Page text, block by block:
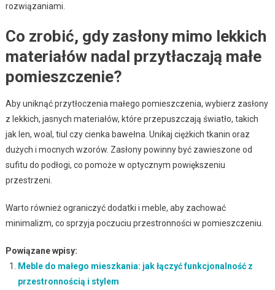
rozwiązaniami.
Co zrobić, gdy zasłony mimo lekkich
materiałów nadal przytłaczają małe
pomieszczenie?
Aby uniknąć przytłoczenia małego pomieszczenia, wybierz zasłony
z lekkich, jasnych materiałów, które przepuszczają światło, takich
jak len, woal, tiul czy cienka bawełna. Unikaj ciężkich tkanin oraz
dużych i mocnych wzorów. Zasłony powinny być zawieszone od
sufitu do podłogi, co pomoże w optycznym powiększeniu
przestrzeni.
Warto również ograniczyć dodatki i meble, aby zachować
minimalizm, co sprzyja poczuciu przestronności w pomieszczeniu.
Powiązane wpisy:
Meble do małego mieszkania: jak łączyć funkcjonalność z
przestronnością i stylem